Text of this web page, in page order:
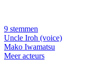
9 stemmen
Uncle Iroh (voice)
Mako Iwamatsu
Meer acteurs